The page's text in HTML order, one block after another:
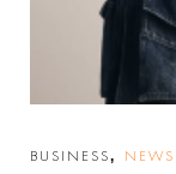
BUSINESS,